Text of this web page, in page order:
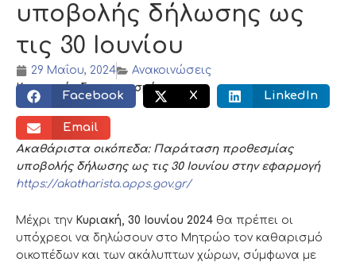
υποβολής δήλωσης ως
τις 30 Ιουνίου
29 Μαΐου, 2024
Ανακοινώσεις
Κοινωνικός διαμοιρασμός:
Facebook X LinkedIn
Email
Ακαθάριστα οικόπεδα: Παράταση προθεσμίας
υποβολής δήλωσης ως τις 30 Ιουνίου στην εφαρμογή
https://akatharista.apps.gov.gr/
Μέχρι την Κυριακή, 30 Ιουνίου 2024 θα πρέπει οι
υπόχρεοι να δηλώσουν στο Mητρώο τον καθαρισμό
οικοπέδων και των ακάλυπτων χώρων, σύμφωνα με